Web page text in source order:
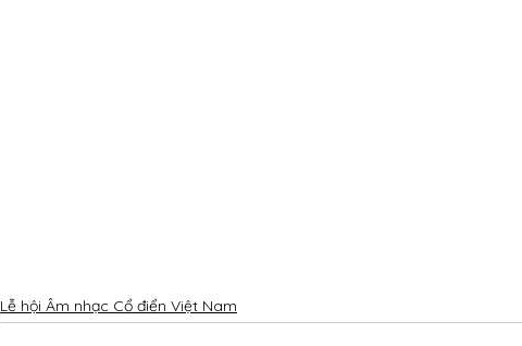
Lễ hội Âm nhạc Cổ điển Việt Nam